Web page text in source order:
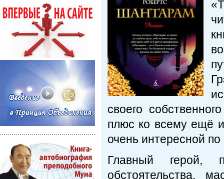
своего
плюс ко всему ещё и
очень интересной
Главный герой,
обстоятельства,